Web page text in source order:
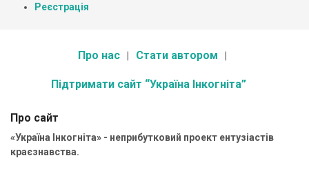
Реєстрація
Про нас Стати автором
Підтримати сайт “Україна Інкогніта”
Про сайт
«Україна Інкогніта» - неприбутковий проект ентузіастів
краєзнавства.